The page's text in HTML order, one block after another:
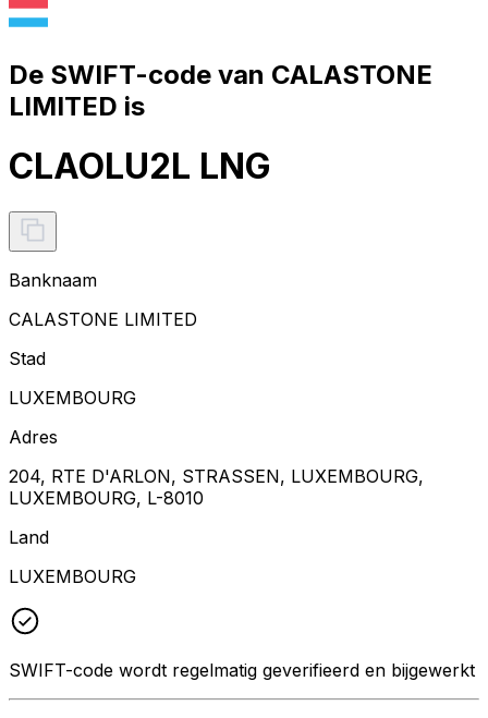
De SWIFT-code van CALASTONE
LIMITED is
CLAOLU2L LNG
Banknaam
CALASTONE LIMITED
Stad
LUXEMBOURG
Adres
204, RTE D'ARLON, STRASSEN, LUXEMBOURG,
LUXEMBOURG, L-8010
Land
LUXEMBOURG
SWIFT-code wordt regelmatig geverifieerd en bijgewerkt